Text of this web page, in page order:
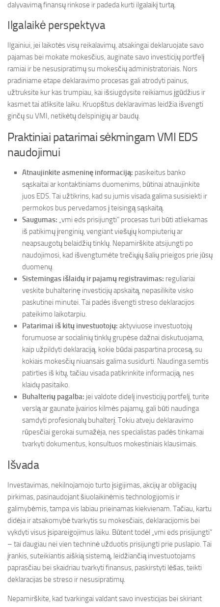
dalyvavimą finansų rinkose ir padeda kurti ilgalaikį turtą.
Ilgalaikė perspektyva
Ilgainiui, jei laikotės visų reikalavimų, atsakingai deklaruojate savo
pajamas bei mokate mokesčius, auginate savo investicijų portfelį
ramiai ir be nesusipratimų su mokesčių administratoriais. Nors
pradiniame etape deklaravimo procesas gali atrodyti painus,
užtruksite kur kas trumpiau, kai išsiugdysite reikiamus įgūdžius ir
kasmet tai atliksite laiku. Kruopštus deklaravimas leidžia išvengti
ginčų su VMI, netikėtų delspinigių ar baudų.
Praktiniai patarimai sėkmingam VMI EDS
naudojimui
Atnaujinkite asmeninę informaciją: pasikeitus banko
sąskaitai ar kontaktiniams duomenims, būtinai atnaujinkite
juos EDS. Tai užtikrins, kad su jumis visada galima susisiekti ir
permokos bus pervedamos į teisingą sąskaitą.
Saugumas: „vmi eds prisijungti“ procesas turi būti atliekamas
iš patikimų įrenginių, vengiant viešųjų kompiuterių ar
neapsaugotų belaidžių tinklų. Nepamirškite atsijungti po
naudojimosi, kad išvengtumėte trečiųjų šalių prieigos prie jūsų
duomenų.
Sistemingas išlaidų ir pajamų registravimas: reguliariai
veskite buhalterinę investicijų apskaitą, nepasilikite visko
paskutinei minutei. Tai padės išvengti streso deklaracijos
pateikimo laikotarpiu.
Patarimai iš kitų investuotojų: aktyviuose investuotojų
forumuose ar socialinių tinklų grupėse dažnai diskutuojama,
kaip užpildyti deklaraciją, kokie būdai paspartina procesą, su
kokiais mokesčių niuansais galima susidurti. Naudinga semtis
patirties iš kitų, tačiau visada patikrinkite informaciją, nes
klaidų pasitaiko.
Buhalterių pagalba: jei valdote didelį investicijų portfelį, turite
verslą ar gaunate įvairios kilmės pajamų, gali būti naudinga
samdyti profesionalų buhalterį. Tokiu atveju deklaravimo
rūpesčiai gerokai sumažėja, nes specialistas padės tinkamai
tvarkyti dokumentus, konsultuos mokestiniais klausimais.
Išvada
Investavimas, nekilnojamojo turto įsigijimas, akcijų ar obligacijų
pirkimas, pasinaudojant šiuolaikinėmis technologijomis ir
galimybėmis, tampa vis labiau prieinamas kiekvienam. Tačiau, kartu
didėja ir atsakomybė tvarkytis su mokesčiais, deklaracijomis bei
vykdyti visus įsipareigojimus laiku. Būtent todėl „vmi eds prisijungti“
– tai daugiau nei vien techninė užduotis prisijungti prie puslapio. Tai
įrankis, suteikiantis aiškią sistemą, leidžiančią investuotojams
paprasčiau bei skaidriau tvarkyti finansus, paskirstyti lėšas, teikti
deklaracijas be streso ir nesusipratimų.
Nepamirškite, kad tvarkingai valdant savo investicijas bei skiriant